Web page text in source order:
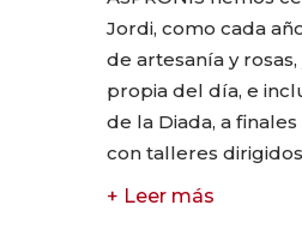
Jordi, como cada
de artesanía y
propia del día, e
de la Diada, a
con talleres
+ Leer más